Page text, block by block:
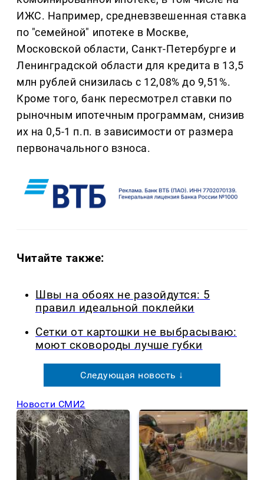
ИЖС. Например, средневзвешенная ставка
по "семейной" ипотеке в Москве,
Московской области, Санкт-Петербурге и
Ленинградской области для кредита в 13,5
млн рублей снизилась с 12,08% до 9,51%.
Кроме того, банк пересмотрел ставки по
рыночным ипотечным программам, снизив
их на 0,5-1 п.п. в зависимости от размера
первоначального взноса.
Читайте также:
Швы на обоях не разойдутся: 5
правил идеальной поклейки
Сетки от картошки не выбрасываю:
моют сковороды лучше губки
Следующая новость ↓
Новости СМИ2